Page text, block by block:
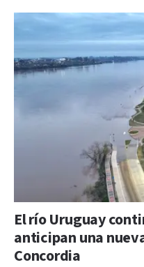
El río Uruguay
anticipan una
Concordia